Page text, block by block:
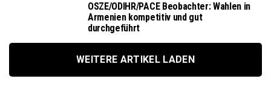
OSZE/ODIHR/PACE Beobachter: Wahlen in
Armenien kompetitiv und gut
durchgeführt
WEITERE ARTIKEL LADEN